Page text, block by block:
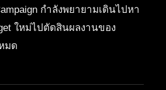
กำลังพยายามเดินไปหา
ใหม่ไปตัดสินผลงานของ
มด